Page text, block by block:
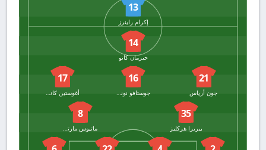
13
إكرام راينرز
14
جيرمان كانو
21
جون أرياس
16
جوستافو نوناتو
17
أغوستين كانوبيو
35
بيريرا هركليز
8
ماتيوس مارتينيلي